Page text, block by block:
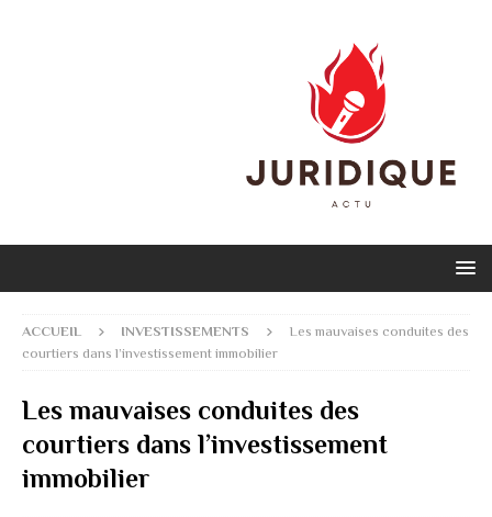
ACCUEIL INVESTISSEMENTS
Les mauvaises conduites des
courtiers dans l’investissement immobilier
Les mauvaises conduites des
courtiers dans l’investissement
immobilier